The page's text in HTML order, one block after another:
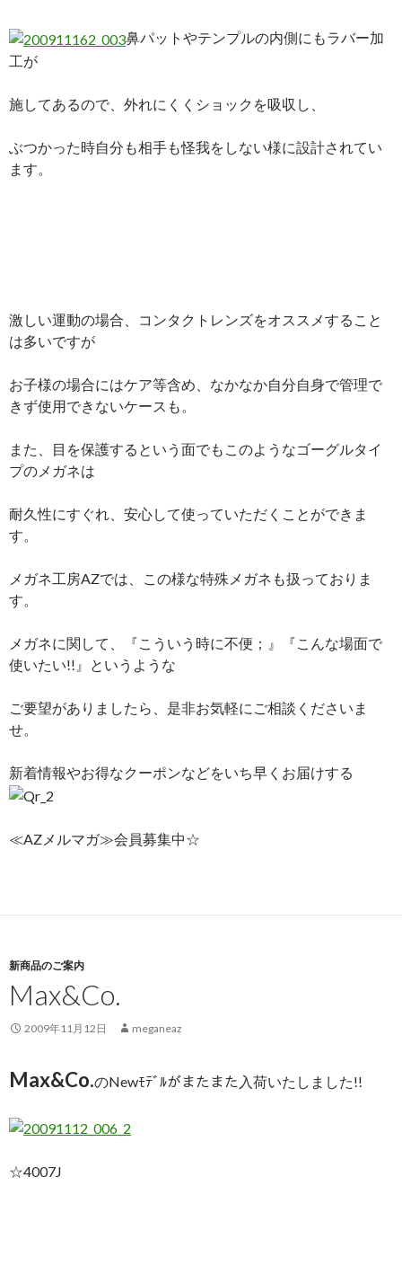
鼻パットやテンプルの内側にもラバー加
工が
施してあるので、外れにくくショックを吸収し、
ぶつかった時自分も相手も怪我をしない様に設計されてい
ます。
激しい運動の場合、コンタクトレンズをオススメすること
は多いですが
お子様の場合にはケア等含め、なかなか自分自身で管理で
きず使用できないケースも。
また、目を保護するという面でもこのようなゴーグルタイ
プのメガネは
耐久性にすぐれ、安心して使っていただくことができま
す。
メガネ工房AZでは、この様な特殊メガネも扱っておりま
す。
メガネに関して、『こういう時に不便；』『こんな場面で
使いたい!!』というような
ご要望がありましたら、是非お気軽にご相談くださいま
せ。
新着情報やお得なクーポンなどをいち早くお届けする
≪AZメルマガ≫会員募集中☆
新商品のご案内
Max&Co.
2009年11月12日 meganeaz
Max&Co.のNewﾓﾃﾞﾙがまたまた入荷いたしました!!
☆4007J